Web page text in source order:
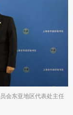
会东亚地区代表处主任